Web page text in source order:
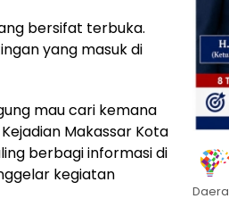
bersifat terbuka.
yang masuk di
mau cari kemana
Makassar Kota
berbagi informasi di
kegiatan